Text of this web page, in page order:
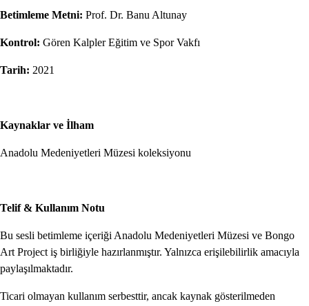
Betimleme Metni: Prof. Dr. Banu Altunay
Kontrol: Gören Kalpler Eğitim ve Spor Vakfı
Tarih: 2021
Kaynaklar ve İlham
Anadolu Medeniyetleri Müzesi koleksiyonu
Telif & Kullanım Notu
Bu sesli betimleme içeriği Anadolu Medeniyetleri Müzesi ve Bongo
Art Project iş birliğiyle hazırlanmıştır. Yalnızca erişilebilirlik amacıyla
paylaşılmaktadır.
Ticari olmayan kullanım serbesttir, ancak kaynak gösterilmeden